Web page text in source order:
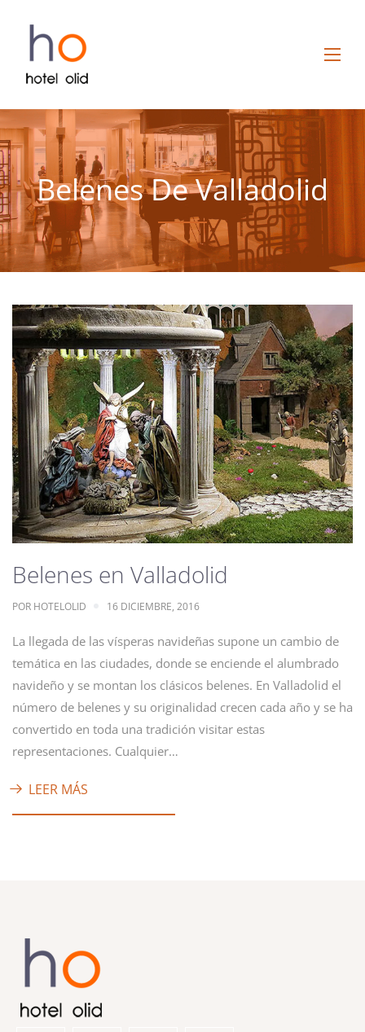
Belenes De Valladolid
Belenes en Valladolid
POR HOTELOLID 16 DICIEMBRE, 2016
La llegada de las vísperas navideñas supone un cambio de
temática en las ciudades, donde se enciende el alumbrado
navideño y se montan los clásicos belenes. En Valladolid el
número de belenes y su originalidad crecen cada año y se ha
convertido en toda una tradición visitar estas
representaciones. Cualquier…
LEER MÁS